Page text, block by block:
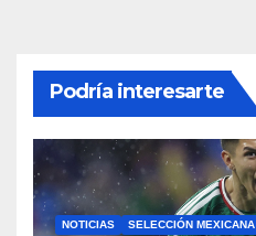
Podría interesarte
NOTICIAS SELECCIÓN MEXICANA